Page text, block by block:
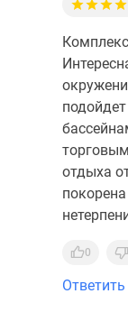
отдыха
0
Ответить